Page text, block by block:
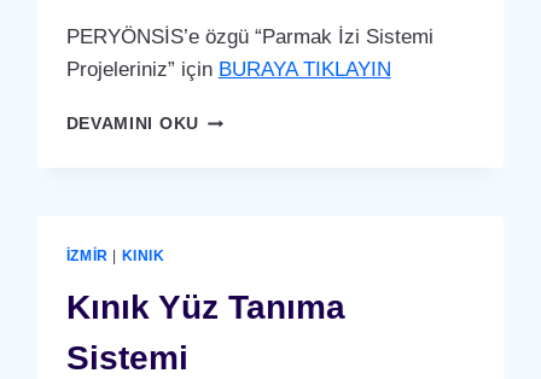
PERYÖNSİS’e özgü “Parmak İzi Sistemi
Projeleriniz” için BURAYA TIKLAYIN
DEVAMINI OKUKINIK
İZMIR KINIK
Kınık Yüz Tanıma
Sistemi